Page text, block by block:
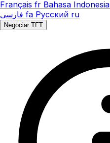
Français fr Bahasa Indonesia
فارسی fa Русский ru
Negociar TFT